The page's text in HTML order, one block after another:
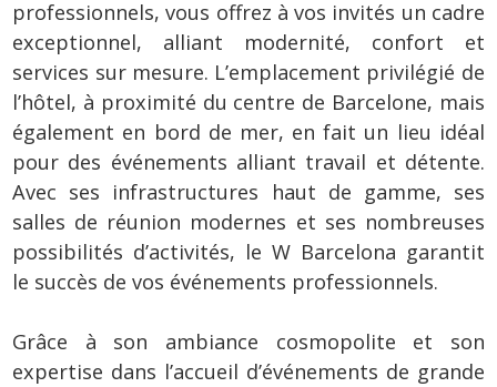
professionnels, vous offrez à vos invités un cadre
exceptionnel, alliant modernité, confort et
services sur mesure. L’emplacement privilégié de
l’hôtel, à proximité du centre de Barcelone, mais
également en bord de mer, en fait un lieu idéal
pour des événements alliant travail et détente.
Avec ses infrastructures haut de gamme, ses
salles de réunion modernes et ses nombreuses
possibilités d’activités, le W Barcelona garantit
le succès de vos événements professionnels.
Grâce à son ambiance cosmopolite et son
expertise dans l’accueil d’événements de grande